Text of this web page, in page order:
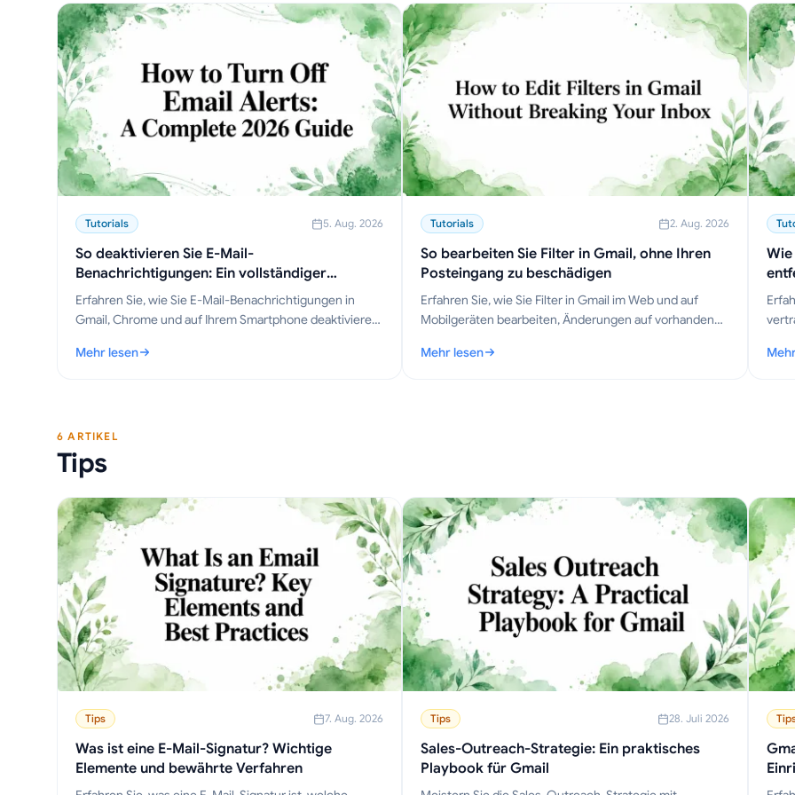
Tutorials 5. Aug. 2026
So deaktivieren Sie E-Mail-
Benachrichtigungen: Ein vollständiger
Leitfaden für 2026
Erfahren Sie, wie Sie E-Mail-Benachrichtigungen in
Gmail, Chrome und auf Ihrem Smartphone deaktivieren.
Mobilgeräte und Browser sowie Tipps zur
Mehr lesen
: So deaktivieren Sie E-Mail-Benachrichtigungen: Ein vollständiger Leitfaden für 2026
Tutorials 2. Aug. 2026
So bearbeiten Sie Filter in Gmail, ohne Ihren
Posteingang zu beschädigen
Erfahren Sie, wie Sie Filter in Gmail im Web und auf
Mobilgeräten bearbeiten, Änderungen auf vorhandene
Regelsätze wie ein Profi verwalten.
Mehr lesen
: So bearbeiten Sie Filter in Gmail, ohne Ihren Posteingang zu
Wie
:
6 ARTIKEL
Tips
Tips 7. Aug. 2026
Was ist eine E-Mail-Signatur? Wichtige
Elemente und bewährte Verfahren
Tips 28. Juli 2026
Sales-Outreach-Strategie: Ein praktisches
Playbook für Gmail